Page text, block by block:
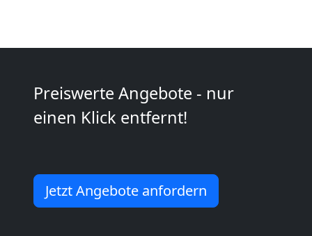
Preiswerte Angebote - nur
einen Klick entfernt!
Jetzt Angebote anfordern
Mann
LKW
Wolfsberg